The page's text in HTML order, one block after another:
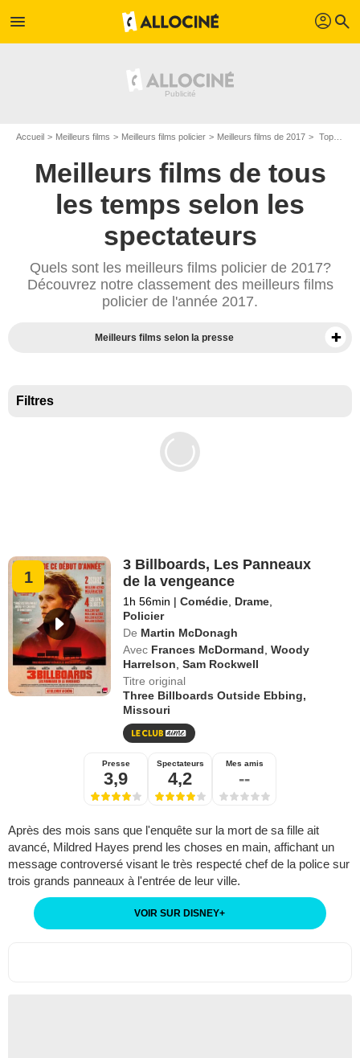
menu profil search
Accueil Meilleurs films Meilleurs films policier Meilleurs films de 2017 Top films policier de 2017
Meilleurs films de tous
les temps selon les
spectateurs
Quels sont les meilleurs films policier de 2017?
Découvrez notre classement des meilleurs films
policier de l'année 2017.
Meilleurs films selon la presse
Filtres
1
3 Billboards, Les Panneaux
de la vengeance
1h 56min | Comédie Drame
Policier
De Martin McDonagh
Avec Frances McDormand ,Woody
Harrelson ,Sam Rockwell
Titre original
Three Billboards Outside Ebbing,
Missouri
Presse
3,9
Spectateurs
4,2
Mes amis
--
Après des mois sans que l'enquête sur la mort de sa fille ait
avancé, Mildred Hayes prend les choses en main, affichant un
message controversé visant le très respecté chef de la police sur
trois grands panneaux à l'entrée de leur ville.
VOIR SUR DISNEY+